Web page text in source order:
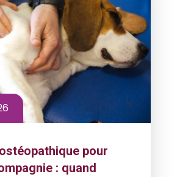
pour
: quand